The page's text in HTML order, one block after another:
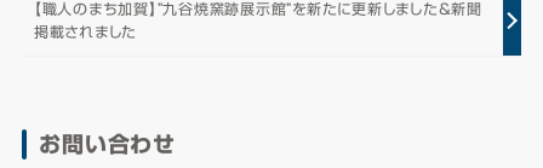
【職人のまち加賀】”九谷焼窯跡展示館”を新たに更新しました＆新聞
掲載されました
お問い合わせ